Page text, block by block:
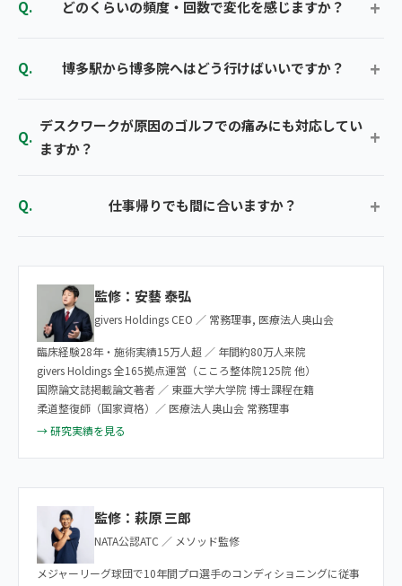
どのくらいの頻度・回数で変化を感じますか？
博多駅から博多院へはどう行けばいいですか？
デスクワークが原因のゴルフでの痛みにも対応してい
ますか？
仕事帰りでも間に合いますか？
監修：安藝 泰弘
givers Holdings CEO ／ 常務理事, 医療法人奥山会
臨床経験28年・施術実績15万人超 ／ 年間約80万人来院
givers Holdings 全165拠点運営（こころ整体院125院 他）
国際論文誌掲載論文著者 ／ 東亜大学大学院 博士課程在籍
柔道整復師（国家資格）／ 医療法人奥山会 常務理事
→ 研究実績を見る
監修：萩原 三郎
NATA公認ATC ／ メソッド監修
メジャーリーグ球団で10年間プロ選手のコンディショニングに従事